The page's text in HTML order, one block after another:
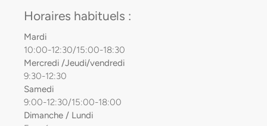
Horaires habituels :
Mardi
10:00-12:30/15:00-18:30
Mercredi /Jeudi/vendredi
9:30-12:30
Samedi
9:00-12:30/15:00-18:00
Dimanche / Lundi